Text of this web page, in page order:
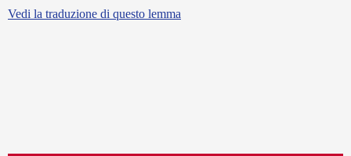
Vedi la traduzione di questo lemma